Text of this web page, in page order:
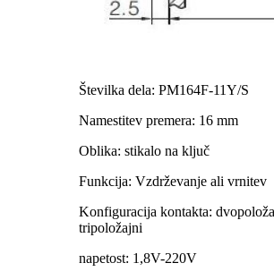
Številka dela: PM164F-11Y/S
Namestitev premera: 16 mm
Oblika: stikalo na ključ
Funkcija: Vzdrževanje ali vrnitev
Konfiguracija kontakta:
tripoložajni
napetost: 1,8V-220V